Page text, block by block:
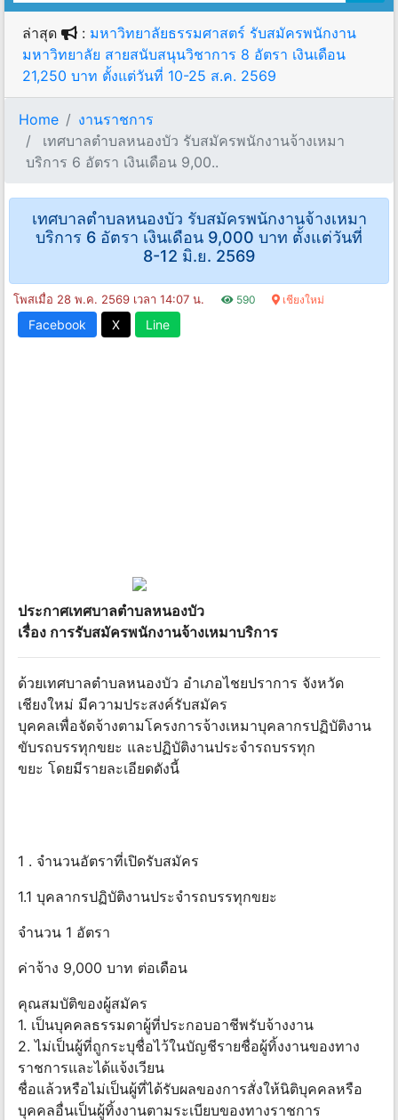
ล่าสุด : มหาวิทยาลัยธรรมศาสตร์ รับสมัครพนักงาน
มหาวิทยาลัย สายสนับสนุนวิชาการ 8 อัตรา เงินเดือน
21,250 บาท ตั้งแต่วันที่ 10-25 ส.ค. 2569
Home
งานราชการ
เทศบาลตำบลหนองบัว รับสมัครพนักงานจ้างเหมา
บริการ 6 อัตรา เงินเดือน 9,00..
เทศบาลตำบลหนองบัว รับสมัครพนักงานจ้างเหมา
บริการ 6 อัตรา เงินเดือน 9,000 บาท ตั้งแต่วันที่
8-12 มิ.ย. 2569
โพสเมื่อ 28 พ.ค. 2569 เวลา 14:07 น. 590 เชียงใหม่
Facebook X Line
ประกาศเทศบาลตำบลหนองบัว
เรื่อง การรับสมัครพนักงานจ้างเหมาบริการ
ด้วยเทศบาลตำบลหนองบัว อำเภอไชยปราการ จังหวัด
เชียงใหม่ มีความประสงค์รับสมัคร
บุคคลเพื่อจัดจ้างตามโครงการจ้างเหมาบุคลากรปฏิบัติงาน
ขับรถบรรทุกขยะ และปฏิบัติงานประจำรถบรรทุก
ขยะ โดยมีรายละเอียดดังนี้
1 . จำนวนอัตราที่เปิดรับสมัคร
1.1 บุคลากรปฏิบัติงานประจำรถบรรทุกขยะ
จำนวน 1 อัตรา
ค่าจ้าง 9,000 บาท ต่อเดือน
คุณสมบัติของผู้สมัคร
1. เป็นบุคคลธรรมดาผู้ที่ประกอบอาชีพรับจ้างงาน
2. ไม่เป็นผู้ที่ถูกระบุชื่อไว้ในบัญชีรายชื่อผู้ทิ้งงานของทาง
ราชการและได้แจ้งเวียน
ชื่อแล้วหรือไม่เป็นผู้ที่ได้รับผลของการสั่งให้นิติบุคคลหรือ
บุคคลอื่นเป็นผู้ทิ้งงานตามระเบียบของทางราชการ